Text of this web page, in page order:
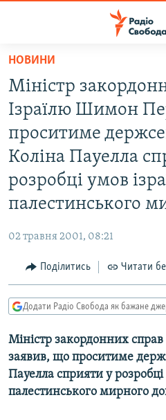
Перейти
основного
матеріалу
Перейти
до
основної
навігації
Перейти
до
ВСЕ ЗА ДОБУ
СТАТТІ
ПОЛІТИКА
ЕКОНОМІКА
СУСПІЛЬСТВО
УКРАЇНА
СВІТ
ВІЙНА
РОСІЙСЬКА «ФІЛЬТРАЦІЯ»
ДОНБАС.РЕАЛІЇ
СХЕМИ
КИТАЙ.ВИКЛИКИ
ФОТО
СПЕЦПРОЄКТИ
ПОДКАСТИ
НОВИНИ
Міністр
Ізраїлю Шимон
проситиме
Коліна Пауелла
розробці умов
палестинського
02 травня 2001, 08:21
Поділитись Читати
Додати Радіо Свобода як бажане
Міністр закордонних
заявив, що проситиме
Пауелла сприяти у розробці
палестинського мирного